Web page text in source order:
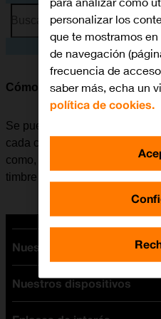
Busca por problema o tema
Cómo crear un nuevo
Se pueden guardar los
cada contacto es posible
como, por ejemplo, la
timbre de llamada personal.
Nuestras tarifas
Tarifas Orange
Tarifas fibra y móvil
Nuestros dispositivos
personalizar los
que te mostramos
de navegación
frecuencia de
saber más, echa un
política de cookies.